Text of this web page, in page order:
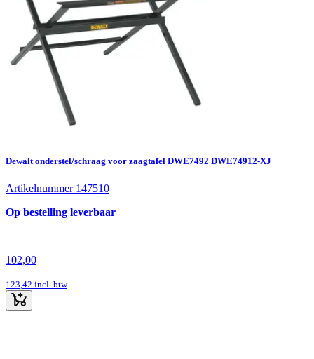
Dewalt onderstel/schraag voor zaagtafel DWE7492 DWE74912-XJ
Artikelnummer 147510
Op bestelling leverbaar
102,00
123,42 incl. btw